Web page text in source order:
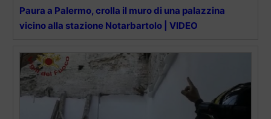
Paura a Palermo, crolla il muro di una palazzina
vicino alla stazione Notarbartolo | VIDEO